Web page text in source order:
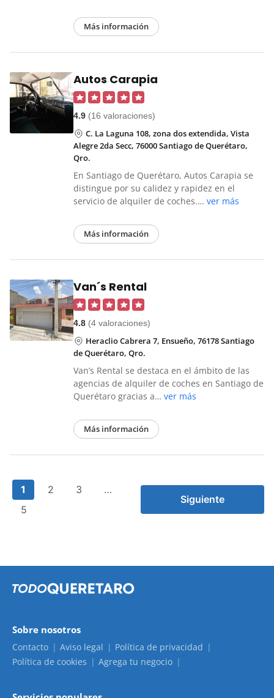
Más información
Autos Carapia
4.9 (16 valoraciones)
C. La Laguna 108, zona dos extendida, Vista
Alegre 2da Secc, 76000 Santiago de Querétaro,
Qro.
En Santiago de Querétaro, Autos Carapia se
distingue por su calidez y rapidez en el
servicio de alquiler de coches.… ver más
Más información
Van´s Rental
4.8 (4 valoraciones)
Heraclio Cabrera 7, Ensueño, 76178 Santiago
de Querétaro, Qro.
Van’s Rental se destaca en el ámbito de las
agencias de alquiler de coches en Santiago de
Querétaro gracias a… ver más
Más información
1 2 3
…
5
Siguiente
Sobre nosotros
Contacto Aviso legal
Política de privacidad
Política de cookies
Agrega tu negocio